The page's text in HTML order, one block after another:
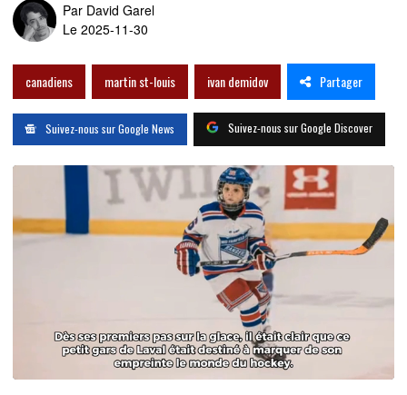
Par David Garel
Le 2025-11-30
canadiens martin st-louis ivan demidov Partager
Suivez-nous sur Google News Suivez-nous sur Google Discover